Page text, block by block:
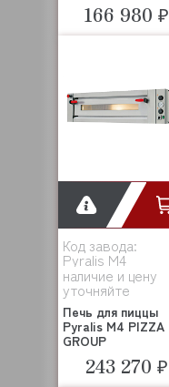
166 980 ₽
Код завода:
Pyralis M4
наличие и цену
уточняйте
Печь для пиццы
Pyralis M4 PIZZA
GROUP
243 270 ₽